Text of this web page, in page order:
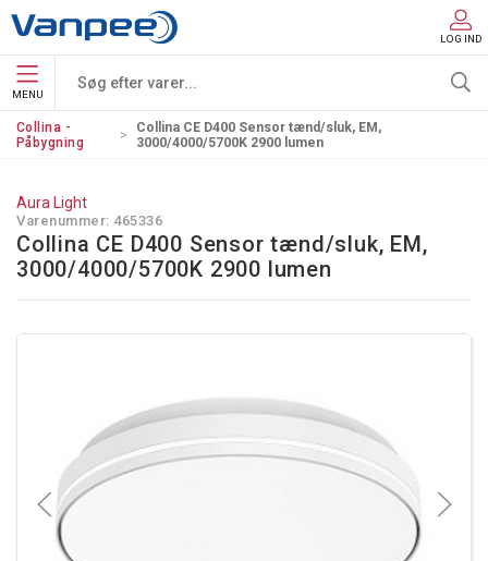
LOG IND
MENU
Collina -
Påbygning
Collina CE D400 Sensor tænd/sluk, EM,
3000/4000/5700K 2900 lumen
Aura Light
Varenummer: 465336
Collina CE D400 Sensor tænd/sluk, EM,
3000/4000/5700K 2900 lumen